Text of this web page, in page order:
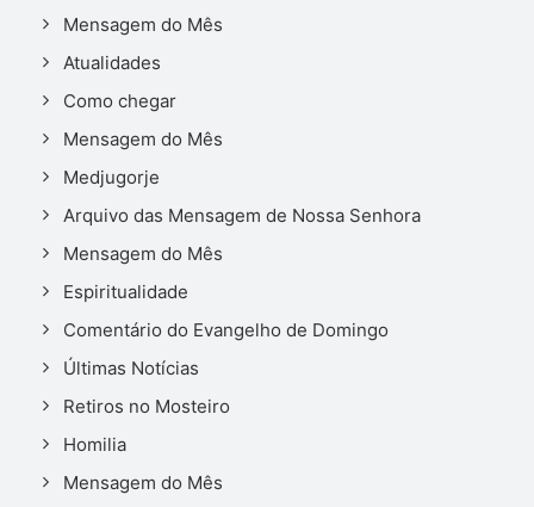
Mensagem do Mês
Atualidades
Como chegar
Mensagem do Mês
Medjugorje
Arquivo das Mensagem de Nossa Senhora
Mensagem do Mês
Espiritualidade
Comentário do Evangelho de Domingo
Últimas Notícias
Retiros no Mosteiro
Homilia
Mensagem do Mês